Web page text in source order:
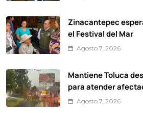
Zinacantepec
el Festival del Mar
Agosto 7, 2026
Mantiene Toluca
para atender
Agosto 7, 2026